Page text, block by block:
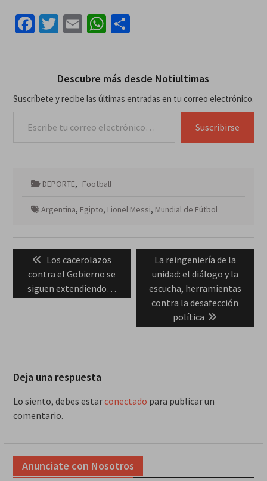
Facebook
Twitter
EmailWhatsApp
Compartir
Descubre más desde Notiultimas
Suscríbete y recibe las últimas entradas en tu correo electrónico.
Suscribirse
DEPORTE, Football
Argentina, Egipto, Lionel Messi, Mundial de Fútbol
Navegación
entradas
Previous
post:
Los cacerolazos
contra el Gobierno se
siguen extendiendo…
Next
post:
La reingeniería de la
unidad: el diálogo y la
escucha, herramientas
contra la desafección
política
Deja una respuesta
Lo siento, debes estarconectado para publicar un
comentario.
Anunciate con Nosotros